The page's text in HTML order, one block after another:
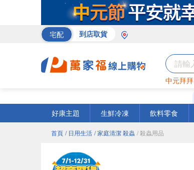
宅配 到店取貨
中元拜拜
好康主題
生鮮冷凍 飲料零食
首頁 / 日用生活 / 家庭清潔 殺蟲 / 殺蟲用品